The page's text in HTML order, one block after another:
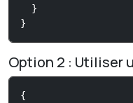
  }
}
Option 2 : Utiliser
{